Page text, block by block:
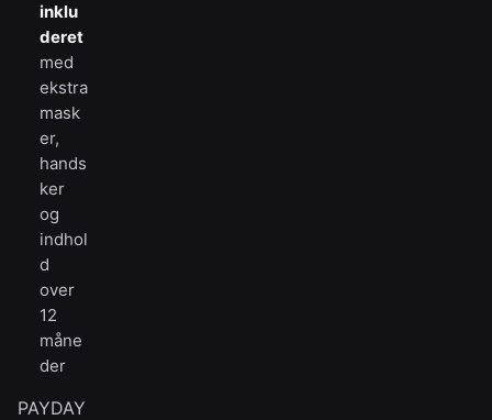
inklu
deret
med
ekstra
mask
er,
hands
ker
og
indhol
d
over
12
måne
der
PAYDAY